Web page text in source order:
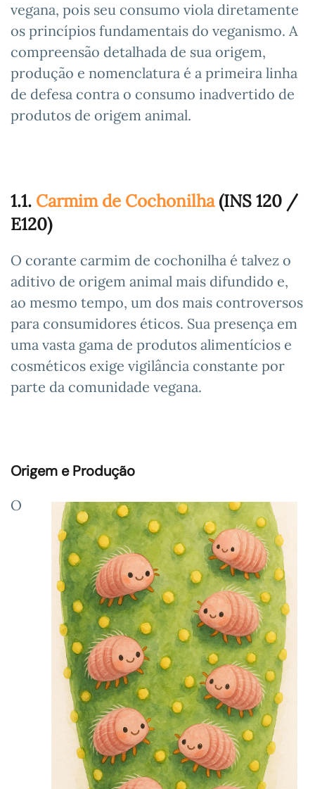
vegana, pois seu consumo viola diretamente
os princípios fundamentais do veganismo. A
compreensão detalhada de sua origem,
produção e nomenclatura é a primeira linha
de defesa contra o consumo inadvertido de
produtos de origem animal.
1.1. Carmim de Cochonilha(INS 120 /
E120)
O corante carmim de cochonilha é talvez o
aditivo de origem animal mais difundido e,
ao mesmo tempo, um dos mais controversos
para consumidores éticos. Sua presença em
uma vasta gama de produtos alimentícios e
cosméticos exige vigilância constante por
parte da comunidade vegana.
Origem e Produção
O